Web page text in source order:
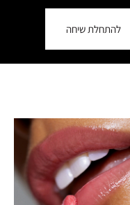
להתחלת שיחה